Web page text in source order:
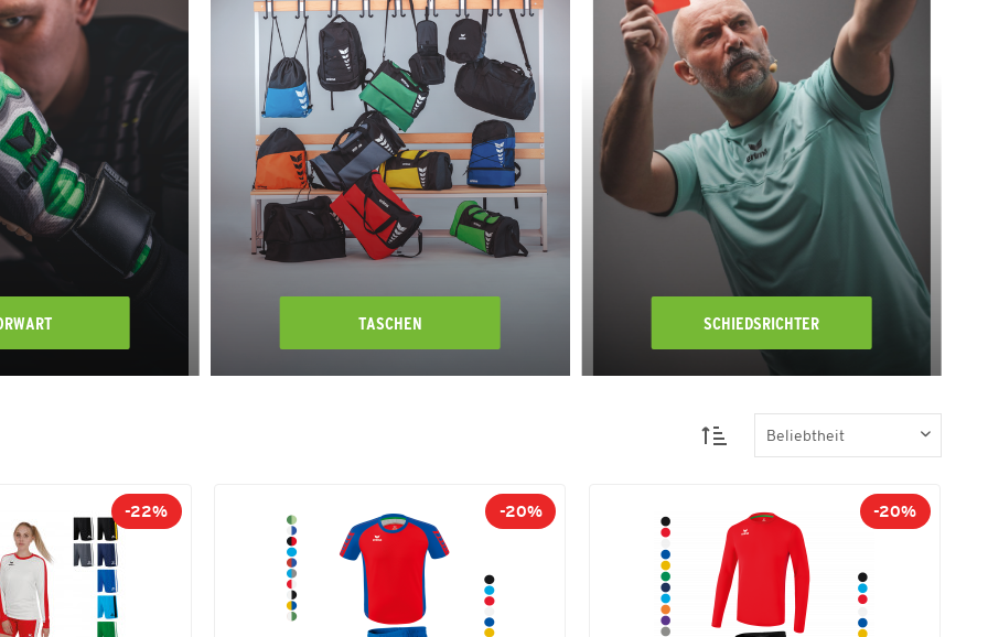
TASCHEN SCHIEDSRICHTER
-22% -20% -20%